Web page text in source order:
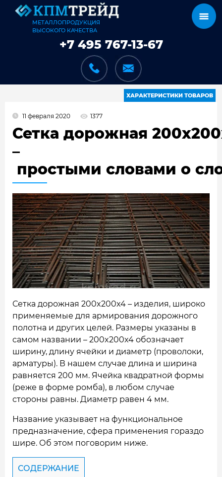
МЕТАЛЛОПРОДУКЦИЯ
ВЫСОКОГО КАЧЕСТВА
+7 495 767-13-67
КАТАЛОГ
КАРКАСЫ
КАК МЫ РАБОТАЕМ
ДОСТАВКА И ОПЛАТА
НАШИ ОБЪЕКТЫ
ОТЗЫВЫ
О НАС
БЛОГ
КОНТАКТЫ
ХАРАКТЕРИСТИКИ ТОВАРОВ
11 февраля 2020 1377
Сетка дорожная
–
простыми словами о
Сетка дорожная 200x200x4 – изделия, широко
применяемые для армирования дорожного
полотна и других целей. Размеры указаны в
самом названии – 200x200x4 обозначает
ширину, длину ячейки и диаметр (проволоки,
арматуры). В нашем случае длина и ширина
равняется 200 мм. Ячейка квадратной формы
(реже в форме ромба), в любом случае
стороны равны. Диаметр равен 4 мм.
Название указывает на функциональное
предназначение, сфера применения гораздо
шире. Об этом поговорим ниже.
СОДЕРЖАНИЕ